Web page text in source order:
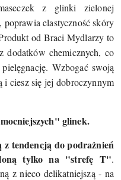
z glinki zielonej
poprawia elastyczność skóry
od Braci Mydlarzy to
dodatków chemicznych, co
Wzbogać swoją
i ciesz się jej dobroczynnym
glinek.
z tendencją do podrażnień
tylko na "strefę T".
z nieco delikatniejszą - na